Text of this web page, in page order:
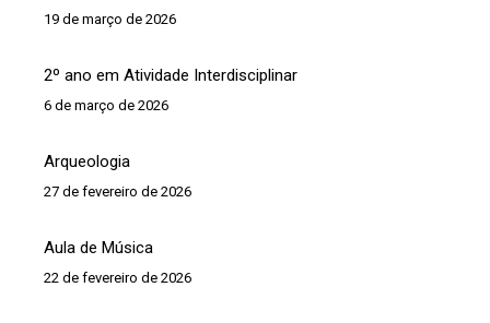
19 de março de 2026
2º ano em Atividade Interdisciplinar
6 de março de 2026
Arqueologia
27 de fevereiro de 2026
Aula de Música
22 de fevereiro de 2026